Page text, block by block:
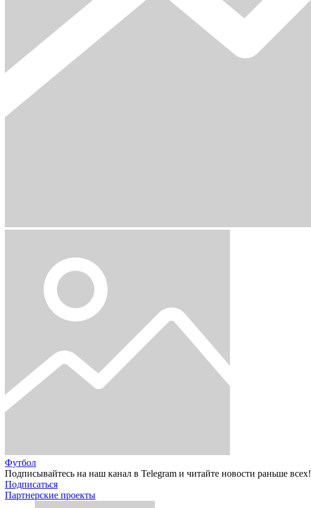
Футбол
Подписывайтесь на наш канал в Telegram и читайте новости раньше всех!
Подписаться
Партнерские проекты